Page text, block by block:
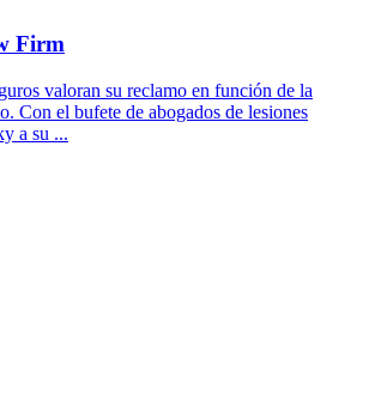
Firm
valoran su reclamo en función de la
Con el bufete de abogados de lesiones
a su ...